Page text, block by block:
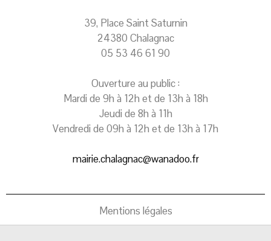
39, Place Saint Saturnin
24380 Chalagnac
05 53 46 61 90
Ouverture au public :
Mardi de 9h à 12h et de 13h à 18h
Jeudi de 8h à 11h
Vendredi de 09h à 12h et de 13h à 17h
mairie.chalagnac@wanadoo.fr
Mentions légales